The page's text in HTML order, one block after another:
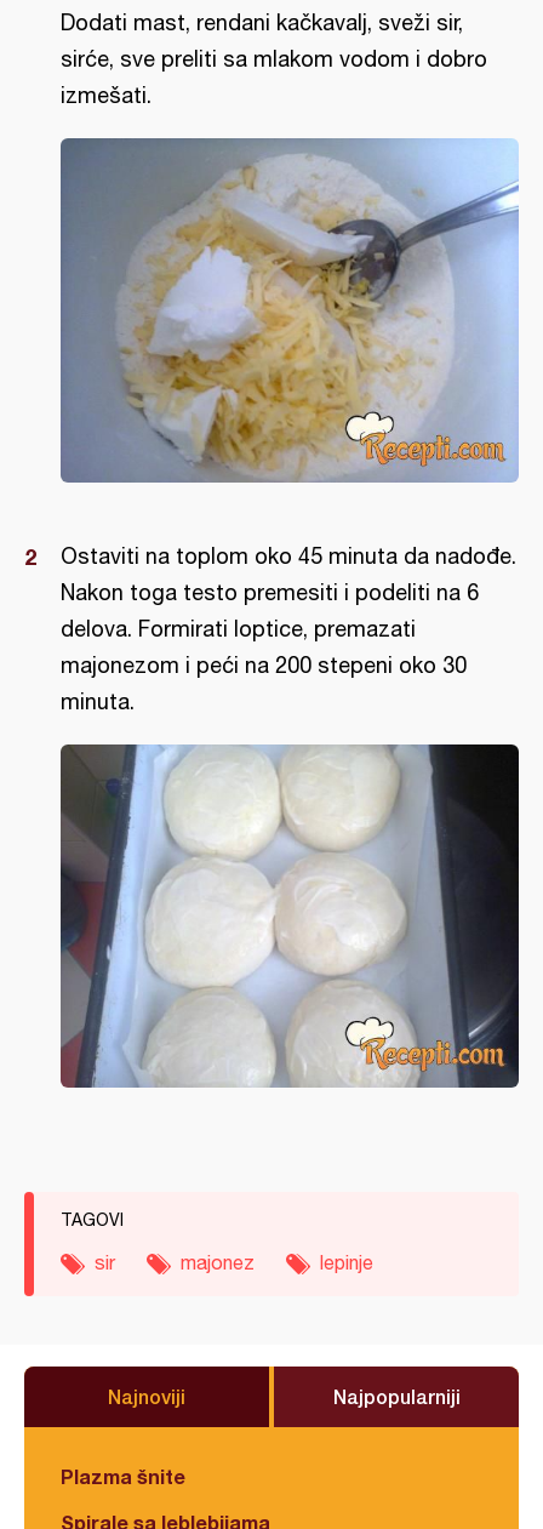
Dodati mast, rendani kačkavalj, sveži sir,
sirće, sve preliti sa mlakom vodom i dobro
izmešati.
Ostaviti na toplom oko 45 minuta da nadođe.
Nakon toga testo premesiti i podeliti na 6
delova. Formirati loptice, premazati
majonezom i peći na 200 stepeni oko 30
minuta.
TAGOVI
sir majonez lepinje
Najnoviji Najpopularniji
Plazma šnite
Spirale sa leblebijama